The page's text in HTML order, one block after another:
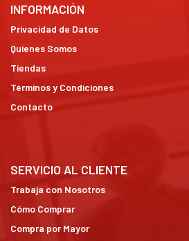
INFORMACIÓN
Privacidad de Datos
Quienes Somos
Tiendas
Términos y Condiciones
Contacto
SERVICIO AL CLIENTE
Trabaja con Nosotros
Cómo Comprar
Compra por Mayor